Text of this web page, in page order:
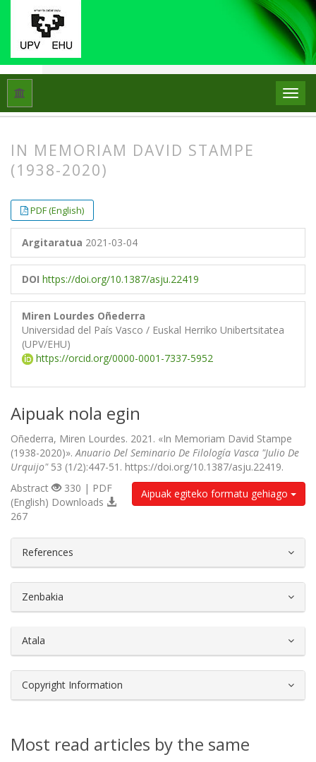
Hasiera Hilberria
IN MEMORIAM DAVID STAMPE
(1938-2020)
PDF (English)
Argitaratua 2021-03-04
DOI https://doi.org/10.1387/asju.22419
Miren Lourdes Oñederra
Universidad del País Vasco / Euskal Herriko Unibertsitatea
(UPV/EHU)
https://orcid.org/0000-0001-7337-5952
Aipuak nola egin
Oñederra, Miren Lourdes. 2021. «In Memoriam David Stampe
(1938-2020)».Anuario Del Seminario De Filología Vasca "Julio De
Urquijo"53 (1/2):447-51. https://doi.org/10.1387/asju.22419.
Aipuak egiteko formatu gehiago
Abstract
330 | PDF
(English) Downloads
267
References
Zenbakia
Atala
Copyright Information
Most read articles by the same